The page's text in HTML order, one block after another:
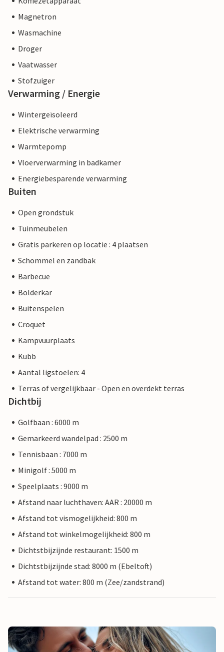
Magnetron
Wasmachine
Droger
Vaatwasser
Stofzuiger
Verwarming / Energie
Wintergeïsoleerd
Elektrische verwarming
Warmtepomp
Vloerverwarming in badkamer
Energiebesparende verwarming
Buiten
Open grondstuk
Tuinmeubelen
Gratis parkeren op locatie : 4 plaatsen
Schommel en zandbak
Barbecue
Bolderkar
Buitenspelen
Croquet
Kampvuurplaats
Kubb
Aantal ligstoelen: 4
Terras of vergelijkbaar - Open en overdekt terras
Dichtbij
Golfbaan : 6000 m
Gemarkeerd wandelpad : 2500 m
Tennisbaan : 7000 m
Minigolf : 5000 m
Speelplaats : 9000 m
Afstand naar luchthaven: AAR : 20000 m
Afstand tot vismogelijkheid: 800 m
Afstand tot winkelmogelijkheid: 800 m
Dichtstbijzijnde restaurant: 1500 m
Dichtstbijzijnde stad: 8000 m (Ebeltoft)
Afstand tot water: 800 m (Zee/zandstrand)